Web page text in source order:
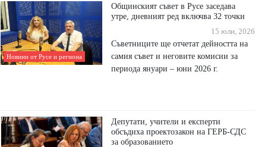
Новини от Русе и региона
Общинският съвет в Русе заседава
утре, дневният ред включва 32 точки
15 юли, 2026
Съветниците ще отчетат дейността на
самия съвет и неговите комисии за
периода януари – юни 2026 г.
Депутати, учители и експерти
обсъдиха проектозакон на ГЕРБ-СДС
за образованието